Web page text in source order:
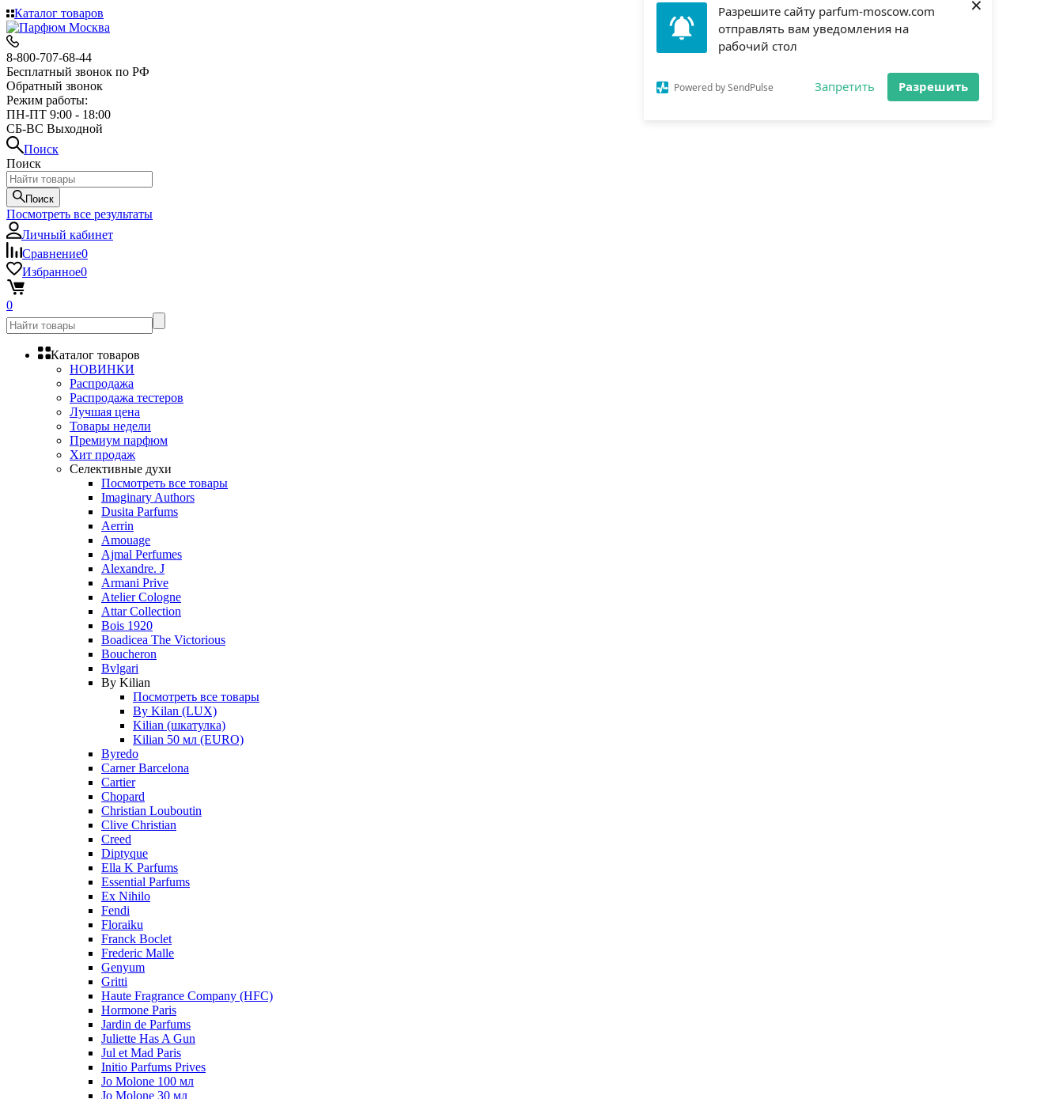
Разрешите сайту parfum-moscow.com
отправлять вам уведомления на
рабочий стол
Запретить Разрешить
×
Каталог товаров
8-800-707-68-44
Бесплатный звонок по РФ
Обратный звонок
Режим работы:
ПН-ПТ 9:00 - 18:00
СБ-ВС Выходной
Поиск
Поиск
Поиск
Посмотреть все результаты
Личный кабинет
Сравнение0
Избранное0
0
Каталог товаров
НОВИНКИ
Распродажа
Распродажа тестеров
Лучшая цена
Товары недели
Премиум парфюм
Хит продаж
Селективные духи
Посмотреть все товары
Imaginary Authors
Dusita Parfums
Aerrin
Amouage
Ajmal Perfumes
Alexandre. J
Armani Prive
Atelier Cologne
Attar Collection
Bois 1920
Boadicea The Victorious
Boucheron
Bvlgari
By Kilian
Посмотреть все товары
By Kilan (LUX)
Kilian (шкатулка)
Kilian 50 мл (EURO)
Byredo
Carner Barcelona
Cartier
Chopard
Christian Louboutin
Clive Christian
Creed
Diptyque
Ella K Parfums
Essential Parfums
Ex Nihilo
Fendi
Floraiku
Franck Boclet
Frederic Malle
Genyum
Gritti
Haute Fragrance Company (HFC)
Hormone Paris
Jardin de Parfums
Juliette Has A Gun
Jul et Mad Paris
Initio Parfums Prives
Jo Molone 100 мл
Jo Molone 30 мл